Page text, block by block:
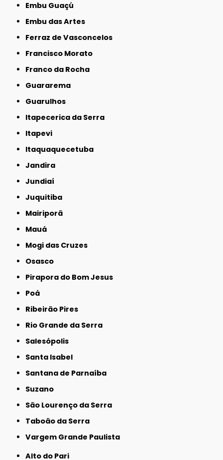
Embu Guaçú
Embu das Artes
Ferraz de Vasconcelos
Francisco Morato
Franco da Rocha
Guararema
Guarulhos
Itapecerica da Serra
Itapevi
Itaquaquecetuba
Jandira
Jundiaí
Juquitiba
Mairiporã
Mauá
Mogi das Cruzes
Osasco
Pirapora do Bom Jesus
Poá
Ribeirão Pires
Rio Grande da Serra
Salesópolis
Santa Isabel
Santana de Parnaíba
Suzano
São Lourenço da Serra
Taboão da Serra
Vargem Grande Paulista
Alto do Pari